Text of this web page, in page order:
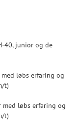
40, junior og de
med løbs erfaring og
t)
med løbs erfaring og
t)